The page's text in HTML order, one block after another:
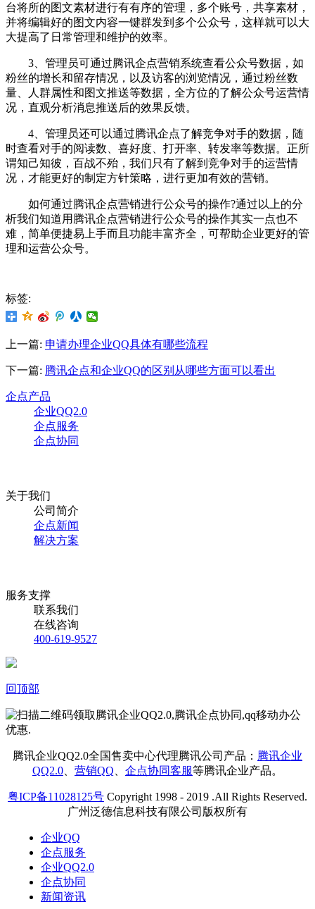
台将所的图文素材进行有有序的管理，多个账号，共享素材，
并将编辑好的图文内容一键群发到多个公众号，这样就可以大
大提高了日常管理和维护的效率。
3、管理员可通过腾讯企点营销系统查看公众号数据，如
粉丝的增长和留存情况，以及访客的浏览情况，通过粉丝数
量、人群属性和图文推送等数据，全方位的了解公众号运营情
况，直观分析消息推送后的效果反馈。
4、管理员还可以通过腾讯企点了解竞争对手的数据，随
时查看对手的阅读数、喜好度、打开率、转发率等数据。正所
谓知己知彼，百战不殆，我们只有了解到竞争对手的运营情
况，才能更好的制定方针策略，进行更加有效的营销。
如何通过腾讯企点营销进行公众号的操作?通过以上的分
析我们知道用腾讯企点营销进行公众号的操作其实一点也不
难，简单便捷易上手而且功能丰富齐全，可帮助企业更好的管
理和运营公众号。
标签:
上一篇: 申请办理企业QQ具体有哪些流程
下一篇: 腾讯企点和企业QQ的区别从哪些方面可以看出
企点产品
企业QQ2.0
企点服务
企点协同
关于我们
公司简介
企点新闻
解决方案
服务支撑
联系我们
在线咨询
400-619-9527
回顶部
腾讯企业QQ2.0全国售卖中心代理腾讯公司产品： 腾讯企业
QQ2.0
营销QQ 企点协同客服等腾讯企业产品。
粤ICP备11028125号 Copyright 1998 - 2019 .All Rights Reserved.
广州泛德信息科技有限公司版权所有
企业QQ
企点服务
企业QQ2.0
企点协同
新闻资讯